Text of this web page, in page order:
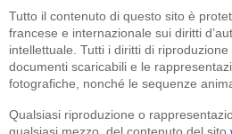
Tutto il contenuto di questo sito è
francese e internazionale sui diritti
intellettuale. Tutti i diritti di
documenti scaricabili e le
fotografiche, nonché le sequenze
Qualsiasi riproduzione o
qualsiasi mezzo, del contenuto del sito